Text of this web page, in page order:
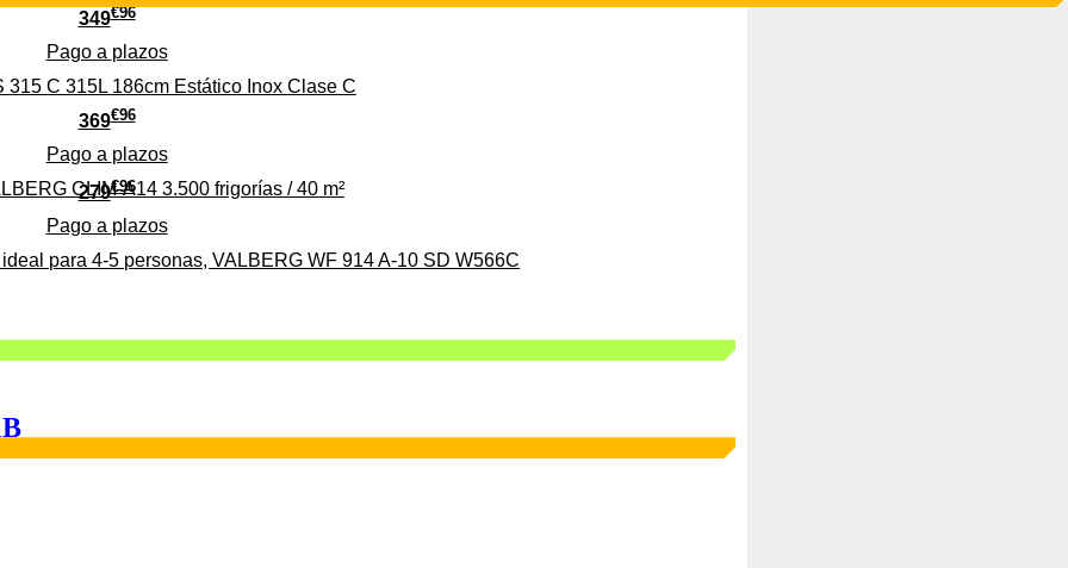
279€96
Pago a plazos
para 4-5 personas, VALBERG WF 914 A-10 SD W566C
349€96
Pago a plazos
315 C 315L 186cm Estático Inox Clase C
369€96
Pago a plazos
CLIM-A14 3.500 frigorías / 40 m²